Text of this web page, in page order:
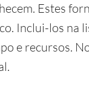
Estes
Inclui-los na
e recursos.